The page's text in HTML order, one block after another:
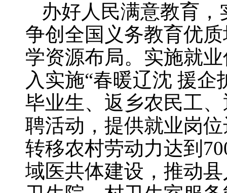
办好人民满意教育
争创全国义务教育优
学资源布局。实施就
入实施“春暖辽沈 援
毕业生、返乡农民工
聘活动，提供就业岗
转移农村劳动力达到
域医共体建设，推动